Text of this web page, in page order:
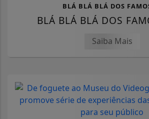
BLÁ BLÁ BLÁ DOS
BLÁ BLÁ BLÁ DOS
Saiba Mais